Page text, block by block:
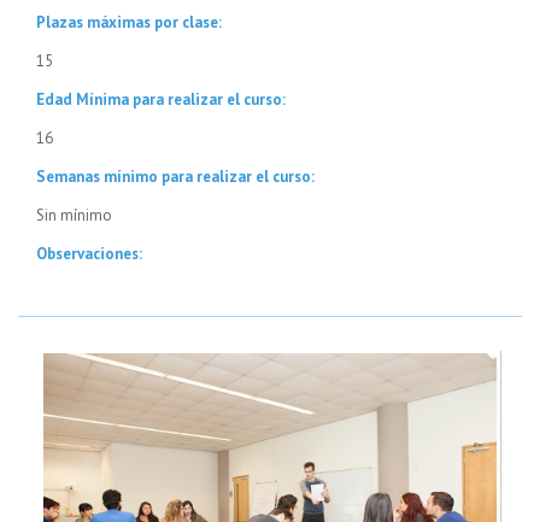
Plazas máximas por clase:
15
Edad Mínima para realizar el curso:
16
Semanas mínimo para realizar el curso:
Sin mínimo
Observaciones: